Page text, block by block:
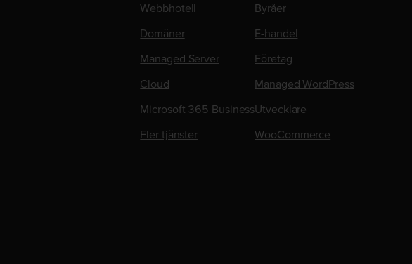
Webbhotell
Domäner
Managed Server
Cloud
Microsoft 365 Business
Fler tjänster
Byråer
E-handel
Företag
Managed WordPress
Utvecklare
WooCommerce